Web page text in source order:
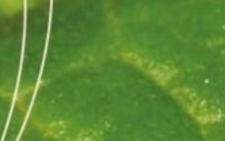
aprovechan para llevar a cabo
y energía, para sus procesos
se usa un instrumento
esférico, similar a un “foco”